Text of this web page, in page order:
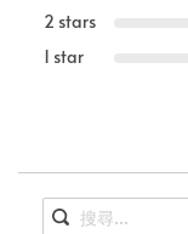
2 stars
1 star